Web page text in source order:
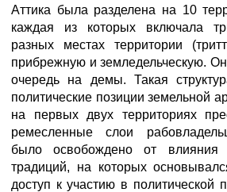
Аттика была разделена на 10
каждая из которых включала
разных местах территории
прибрежную и земледельческую.
очередь на демы. Такая
политические позиции земельной
на первых двух территориях
ремесленные слои
было освобождено от влияния
традиций, на которых
доступ к участию в политической